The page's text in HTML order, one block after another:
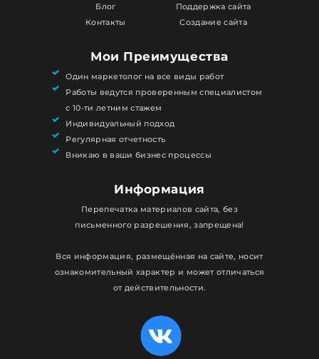
Блог
Контакты
Поддержка сайта
Создание сайта
Мои Преимущества
Один маркетолог на все виды работ
Работы ведутся проверенным специалистом
с 10-ти летним стажем
Индивидуальный подход
Регулярная отчетность
Вникаю в ваши бизнес процессы
Информация
Перепечатка материалов сайта, без
письменного разрешения, запрещена!
Вся информация, размещённая на сайте, носит
ознакомительный характер и может отличаться
от действительности.